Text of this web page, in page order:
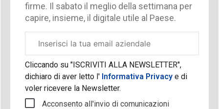
firme. Il sabato il meglio della settimana per
capire, insieme, il digitale utile al Paese.
aziendale
Cliccando su "ISCRIVITI ALLA NEWSLETTER",
dichiaro di aver letto l'Informativa Privacy e di
voler ricevere la Newsletter.
Acconsento all'invio di comunicazioni